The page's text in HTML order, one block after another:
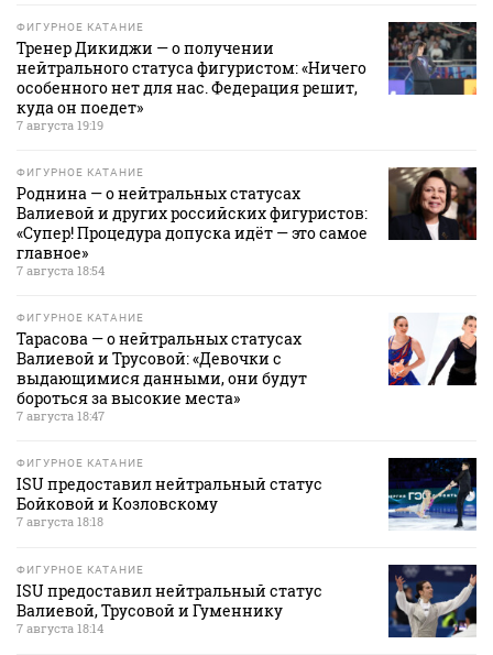
ФИГУРНОЕ КАТАНИЕ
Тренер Дикиджи — о получении
нейтрального статуса фигуристом: «Ничего
особенного нет для нас. Федерация решит,
куда он поедет»
7 августа 19:19
ФИГУРНОЕ КАТАНИЕ
Роднина — о нейтральных статусах
Валиевой и других российских фигуристов:
«Супер! Процедура допуска идёт — это самое
главное»
7 августа 18:54
ФИГУРНОЕ КАТАНИЕ
Тарасова — о нейтральных статусах
Валиевой и Трусовой: «Девочки с
выдающимися данными, они будут
бороться за высокие места»
7 августа 18:47
ФИГУРНОЕ КАТАНИЕ
ISU предоставил нейтральный статус
Бойковой и Козловскому
7 августа 18:18
ФИГУРНОЕ КАТАНИЕ
ISU предоставил нейтральный статус
Валиевой, Трусовой и Гуменнику
7 августа 18:14